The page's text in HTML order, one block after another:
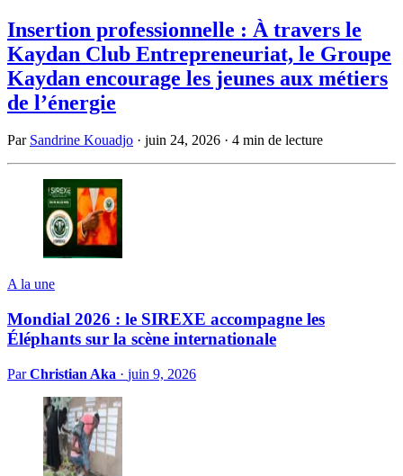
Insertion professionnelle : À travers le
Kaydan Club Entrepreneuriat, le Groupe
Kaydan encourage les jeunes aux métiers
de l’énergie
Par Sandrine Kouadjo · juin 24, 2026 · 4 min de lecture
A la une
Mondial 2026 : le SIREXE accompagne les
Éléphants sur la scène internationale
ParChristian Aka · juin 9, 2026